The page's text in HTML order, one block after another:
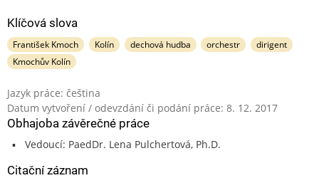
Klíčová slova
František Kmoch Kolín dechová hudba orchestr
dirigent
Kmochův Kolín
Jazyk práce: čeština
Datum vytvoření / odevzdání či podání práce: 8. 12. 2017
Obhajoba závěrečné práce
Vedoucí: PaedDr. Lena Pulchertová, Ph.D.
Citační záznam